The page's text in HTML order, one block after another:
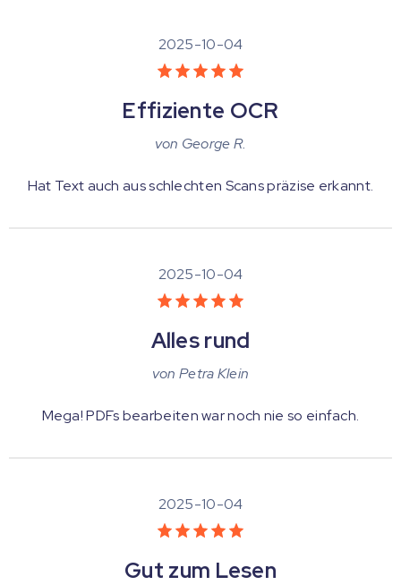
2025-10-04
Effiziente OCR
von George R.
Hat Text auch aus schlechten Scans präzise erkannt.
2025-10-04
Alles rund
von Petra Klein
Mega! PDFs bearbeiten war noch nie so einfach.
2025-10-04
Gut zum Lesen